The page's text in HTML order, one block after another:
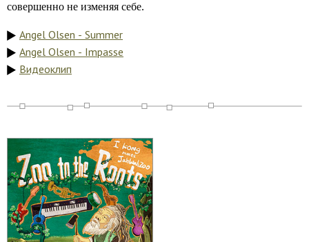
совершенно не изменяя себе.
Angel Olsen - Summer
Angel Olsen - Impasse
Видеоклип